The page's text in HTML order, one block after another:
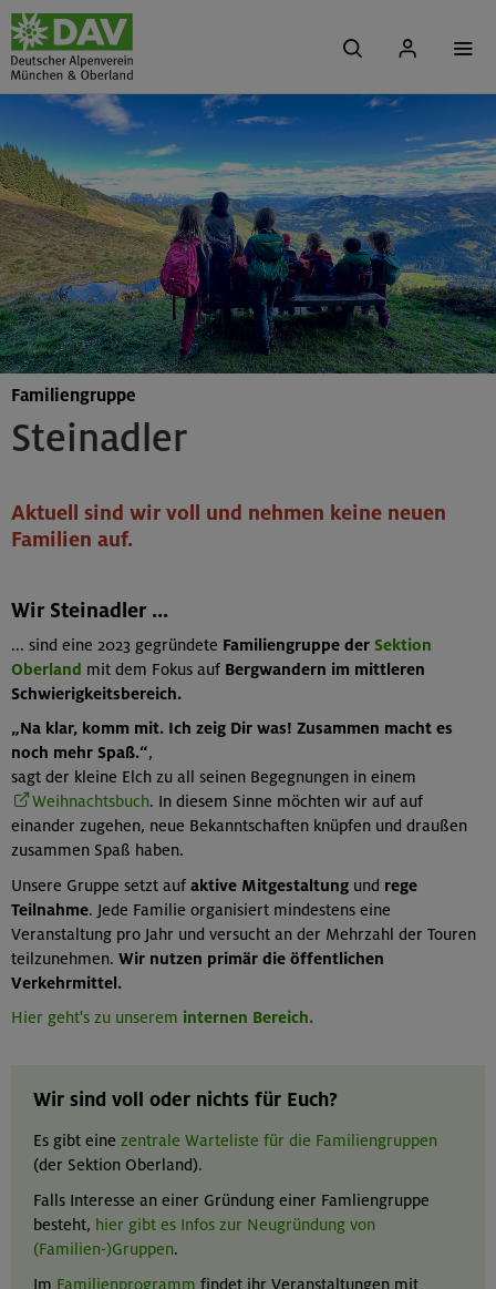
Steinadler
Familiengruppe
Aktuell sind wir voll und nehmen keine neuen
Familien auf.
Wir Steinadler ...
... sind eine 2023 gegründete Familiengruppe der Sektion
Oberland mit dem Fokus auf Bergwandern im mittleren
Schwierigkeitsbereich.
„Na klar, komm mit. Ich zeig Dir was! Zusammen macht es
noch mehr Spaß.“,
sagt der kleine Elch zu all seinen Begegnungen in einem
Weihnachtsbuch. In diesem Sinne möchten wir auf auf
einander zugehen, neue Bekanntschaften knüpfen und draußen
zusammen Spaß haben.
Unsere Gruppe setzt auf aktive Mitgestaltung und rege
Teilnahme. Jede Familie organisiert mindestens eine
Veranstaltung pro Jahr und versucht an der Mehrzahl der Touren
teilzunehmen. Wir nutzen primär die öffentlichen
Verkehrmittel.
Hier geht's zu unserem internen Bereich.
Wir sind voll oder nichts für Euch?
Es gibt eine zentrale Warteliste für die Familiengruppen
(der Sektion Oberland).
Falls Interesse an einer Gründung einer Famliengruppe
besteht, hier gibt es Infos zur Neugründung von
(Familien-)Gruppen.
Im Familienprogramm findet ihr Veranstaltungen mit